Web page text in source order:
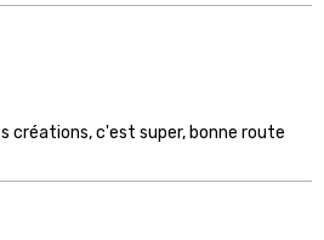
créations, c'est super, bonne route